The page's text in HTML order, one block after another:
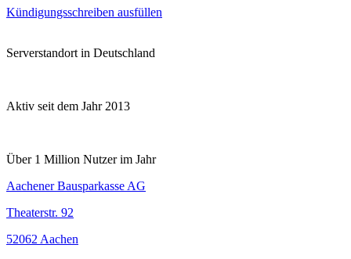
Kündigungsschreiben ausfüllen
Serverstandort in Deutschland
Aktiv seit dem Jahr 2013
Über 1 Million Nutzer im Jahr
Aachener Bausparkasse AG
Theaterstr. 92
52062 Aachen